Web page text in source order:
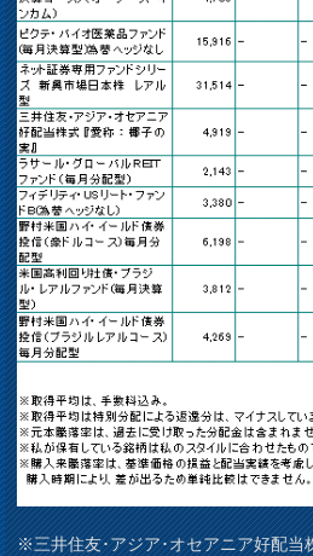
※三井住友･アジア･オセアニア好配当